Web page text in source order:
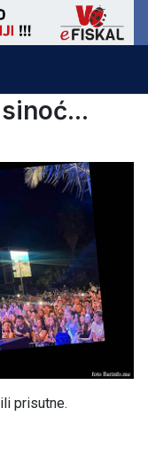
prisutne.